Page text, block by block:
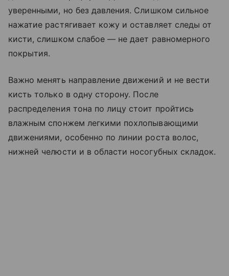
уверенными, но без давления. Слишком сильное
нажатие растягивает кожу и оставляет следы от
кисти, слишком слабое — не дает равномерного
покрытия.
Важно менять направление движений и не вести
кисть только в одну сторону. После
распределения тона по лицу стоит пройтись
влажным спонжем легкими похлопывающими
движениями, особенно по линии роста волос,
нижней челюсти и в области носогубных складок.